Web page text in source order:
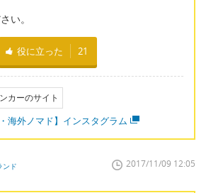
い。
役に立った 21
カーのサイト
海外ノマド】インスタグラム
ンド 2017/11/09 12:05